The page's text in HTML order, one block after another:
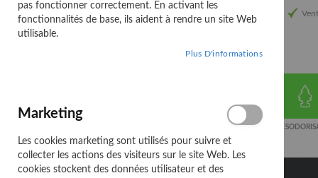
EXTERIEUR DE
VOITURE
pas fonctionner correctement. En activant les
fonctionnalités de base, ils aident à rendre un site Web
utilisable.
Plus D'informations
Marketing
Les cookies marketing sont utilisés pour suivre et
collecter les actions des visiteurs sur le site Web. Les
cookies stockent des données utilisateur et des